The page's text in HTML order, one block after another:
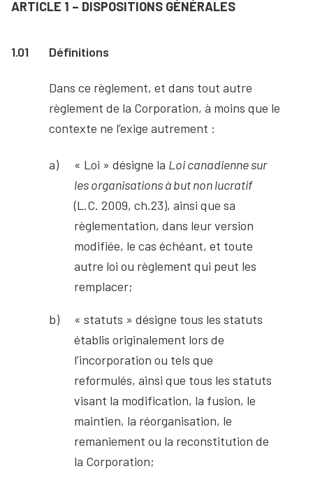
ARTICLE 1 – DISPOSITIONS GÉNÉRALES
1.01 Définitions
Dans ce règlement, et dans tout autre
règlement de la Corporation, à moins que le
contexte ne l’exige autrement :
« Loi » désigne la Loi canadienne sur
les organisations à but non lucratif
(L.C. 2009, ch.23), ainsi que sa
règlementation, dans leur version
modifiée, le cas échéant, et toute
autre loi ou règlement qui peut les
remplacer;
« statuts » désigne tous les statuts
établis originalement lors de
l’incorporation ou tels que
reformulés, ainsi que tous les statuts
visant la modification, la fusion, le
maintien, la réorganisation, le
remaniement ou la reconstitution de
la Corporation;